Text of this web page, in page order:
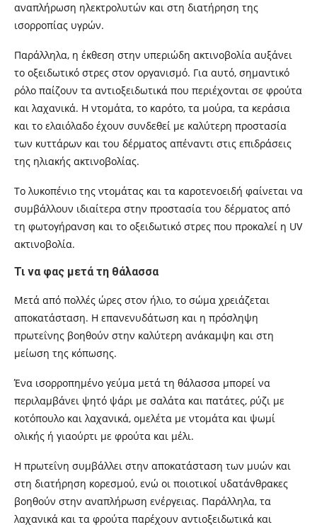
αναπλήρωση ηλεκτρολυτών και στη διατήρηση της
ισορροπίας υγρών.
Παράλληλα, η έκθεση στην υπεριώδη ακτινοβολία αυξάνει
το οξειδωτικό στρες στον οργανισμό. Για αυτό, σημαντικό
ρόλο παίζουν τα αντιοξειδωτικά που περιέχονται σε φρούτα
και λαχανικά. Η ντομάτα, το καρότο, τα μούρα, τα κεράσια
και το ελαιόλαδο έχουν συνδεθεί με καλύτερη προστασία
των κυττάρων και του δέρματος απέναντι στις επιδράσεις
της ηλιακής ακτινοβολίας.
Το λυκοπένιο της ντομάτας και τα καροτενοειδή φαίνεται να
συμβάλλουν ιδιαίτερα στην προστασία του δέρματος από
τη φωτογήρανση και το οξειδωτικό στρες που προκαλεί η UV
ακτινοβολία.
Τι να φας μετά τη θάλασσα
Μετά από πολλές ώρες στον ήλιο, το σώμα χρειάζεται
αποκατάσταση. Η επανενυδάτωση και η πρόσληψη
πρωτεΐνης βοηθούν στην καλύτερη ανάκαμψη και στη
μείωση της κόπωσης.
Ένα ισορροπημένο γεύμα μετά τη θάλασσα μπορεί να
περιλαμβάνει ψητό ψάρι με σαλάτα και πατάτες, ρύζι με
κοτόπουλο και λαχανικά, ομελέτα με ντομάτα και ψωμί
ολικής ή γιαούρτι με φρούτα και μέλι.
Η πρωτεΐνη συμβάλλει στην αποκατάσταση των μυών και
στη διατήρηση κορεσμού, ενώ οι ποιοτικοί υδατάνθρακες
βοηθούν στην αναπλήρωση ενέργειας. Παράλληλα, τα
λαχανικά και τα φρούτα παρέχουν αντιοξειδωτικά και